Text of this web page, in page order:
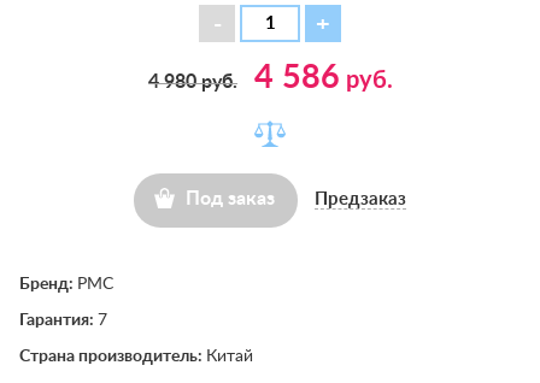
4 980руб. 4 586 руб.
Под заказ Предзаказ
Бренд: РМС
Гарантия: 7
Страна производитель: Китай